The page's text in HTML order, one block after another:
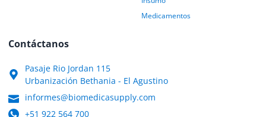
Medicamentos
Contáctanos
Pasaje Rio Jordan 115
Urbanización Bethania - El Agustino
informes@biomedicasupply.com
+51 922 564 700